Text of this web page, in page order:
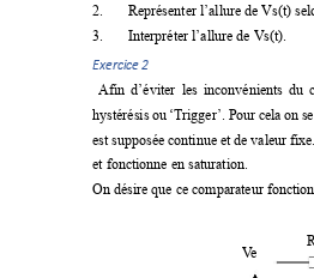
2.
Représenter l’allure de Vs(t)
3.
Interpréter l’allure de Vs(t).
Exercice 2
Afin d’éviter les inconvénients du
hystérésis ou ‘Trigger’. Pour cela on
est supposée continue et de valeur
et fonctionne en saturation.
On désire que ce comparateur
Ve